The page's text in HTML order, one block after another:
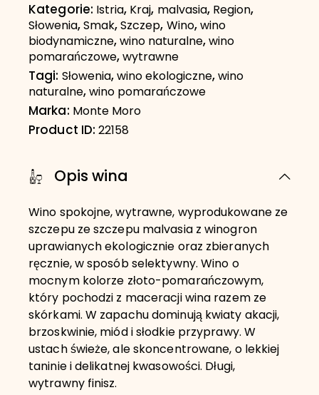
Kategorie: Istria,Kraj, malvasia,Region,
Słowenia,Smak,Szczep,Wino,wino
biodynamiczne,wino naturalne,wino
pomarańczowe,wytrawne
Tagi: Słowenia,wino ekologiczne,wino
naturalne,wino pomarańczowe
Marka: Monte Moro
Product ID:22158
Opis wina
Wino spokojne, wytrawne, wyprodukowane ze
szczepu ze szczepu malvasia z winogron
uprawianych ekologicznie oraz zbieranych
ręcznie, w sposób selektywny. Wino o
mocnym kolorze złoto-pomarańczowym,
który pochodzi z maceracji wina razem ze
skórkami. W zapachu dominują kwiaty akacji,
brzoskwinie, miód i słodkie przyprawy. W
ustach świeże, ale skoncentrowane, o lekkiej
taninie i delikatnej kwasowości. Długi,
wytrawny finisz.